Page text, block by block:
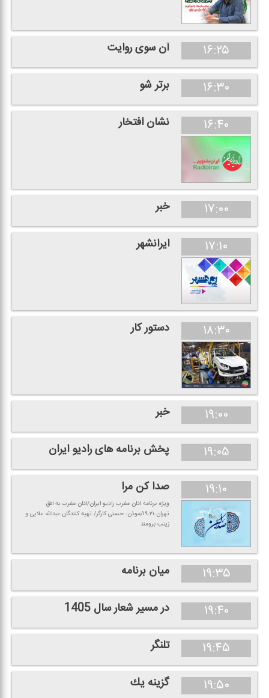
۱۶:۲۵ آن سوی روایت
۱۶:۳۰ برتر شو
۱۶:۴۰ نشان افتخار
۱۷:۰۰ خبر
۱۷:۱۰ ایرانشهر
۱۸:۳۰ دستور كار
۱۹:۰۰ خبر
۱۹:۰۵ پخش برنامه های رادیو ایران
۱۹:۱۰ صدا كن مرا
ویژه برنامه اذان مغرب رادیو ایران/اذان مغرب به افق
تهران:۱۹:۲۱/موذن: حسنی كارگر/ تهیه كنندگان:عبدالله علایی و
زینب برومند
۱۹:۳۵ میان برنامه
۱۹:۴۰ در مسیر شعار سال 1405
۱۹:۴۵ تلنگر
۱۹:۵۰ گزینه یك